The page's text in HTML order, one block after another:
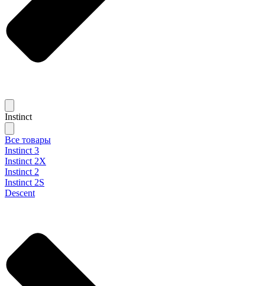
Instinct
Все товары
Instinct 3
Instinct 2X
Instinct 2
Instinct 2S
Descent